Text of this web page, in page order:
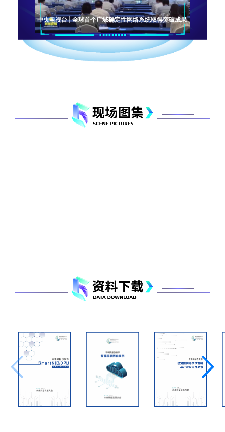
中央电视台 | 全球首个广域确定性网络系统取得突破成果